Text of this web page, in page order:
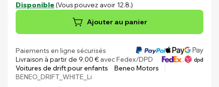
Disponible (Vous pouvez avoir 12.8.)
Ajouter au panier
Paiements en ligne sécurisés
Livraison à partir de 9,00 €avec Fedex/DPD
Voitures de drift pour enfants
Beneo Motors
BENEO_DRIFT_WHITE_Li